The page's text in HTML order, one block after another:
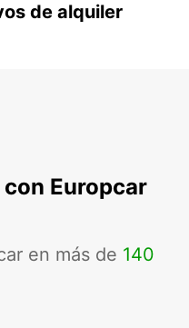
de alquiler
Europcar
en más de 140